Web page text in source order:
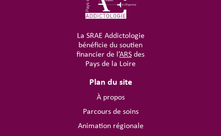
La SRAE Addictologie
bénéficie du soutien
financier de l’ARS des
Pays de la Loire
Plan du site
À propos
Parcours de soins
Animation régionale